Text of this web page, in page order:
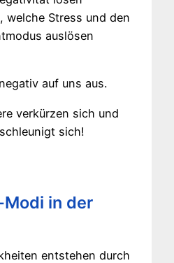
welche Stress und den
auslösen
auf uns aus.
verkürzen sich und
sich!
Modi in der
entstehen durch